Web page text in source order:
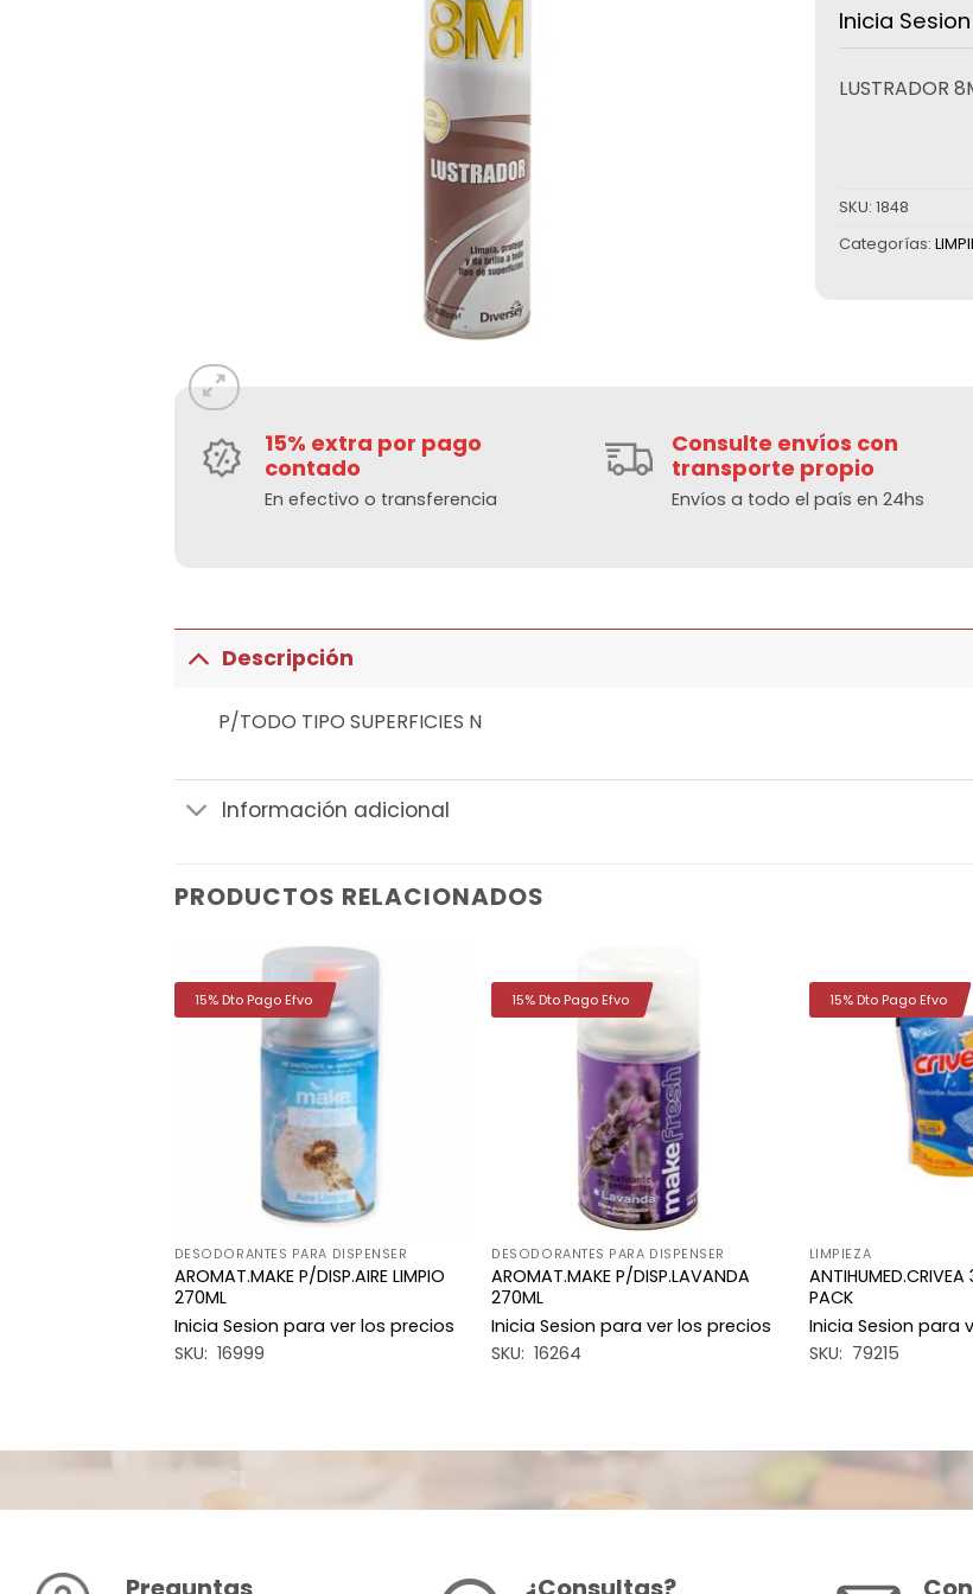
Inicia
LUSTRADOR
SKU: 1848
Categorías:
15% extra por pago
contado
En efectivo o transferencia
Consulte envíos con
transporte propio
Envíos a todo el país en 24hs
Descripción
P/TODO TIPO SUPERFICIES N
Información adicional
PRODUCTOS RELACIONADOS
DESODORANTES PARA DISPENSER
AROMAT.MAKE P/DISP.AIRE LIMPIO
270ML
Inicia Sesion para ver los precios
SKU: 16999
15% Dto Pago Efvo
DESODORANTES PARA DISPENSER
AROMAT.MAKE P/DISP.LAVANDA
270ML
Inicia Sesion para ver los precios
SKU: 16264
15% Dto Pago Efvo
LIMPIEZA
PACK
Inicia Sesion para
SKU: 79215
15% Dto Pago Efvo